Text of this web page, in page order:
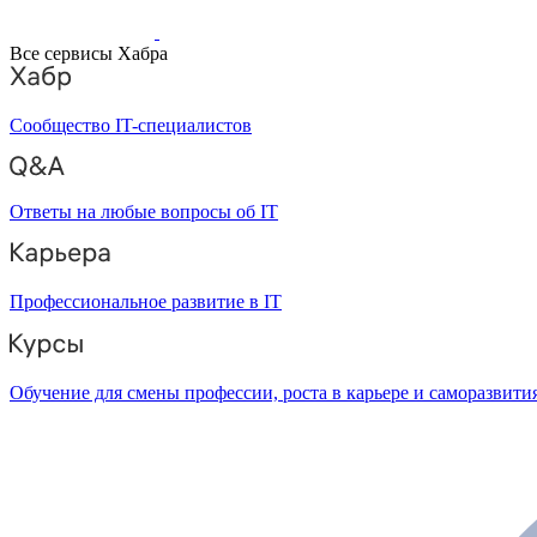
Все сервисы Хабра
Сообщество IT-специалистов
Ответы на любые вопросы об IT
Профессиональное развитие в IT
Обучение для смены профессии, роста в карьере и